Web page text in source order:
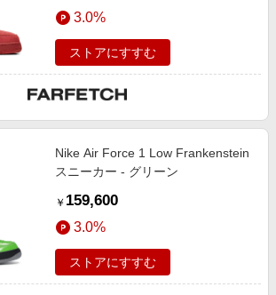
3.0%
ストアにすすむ
Nike Air Force 1 Low Frankenstein
スニーカー - グリーン
￥ 159,600
3.0%
ストアにすすむ